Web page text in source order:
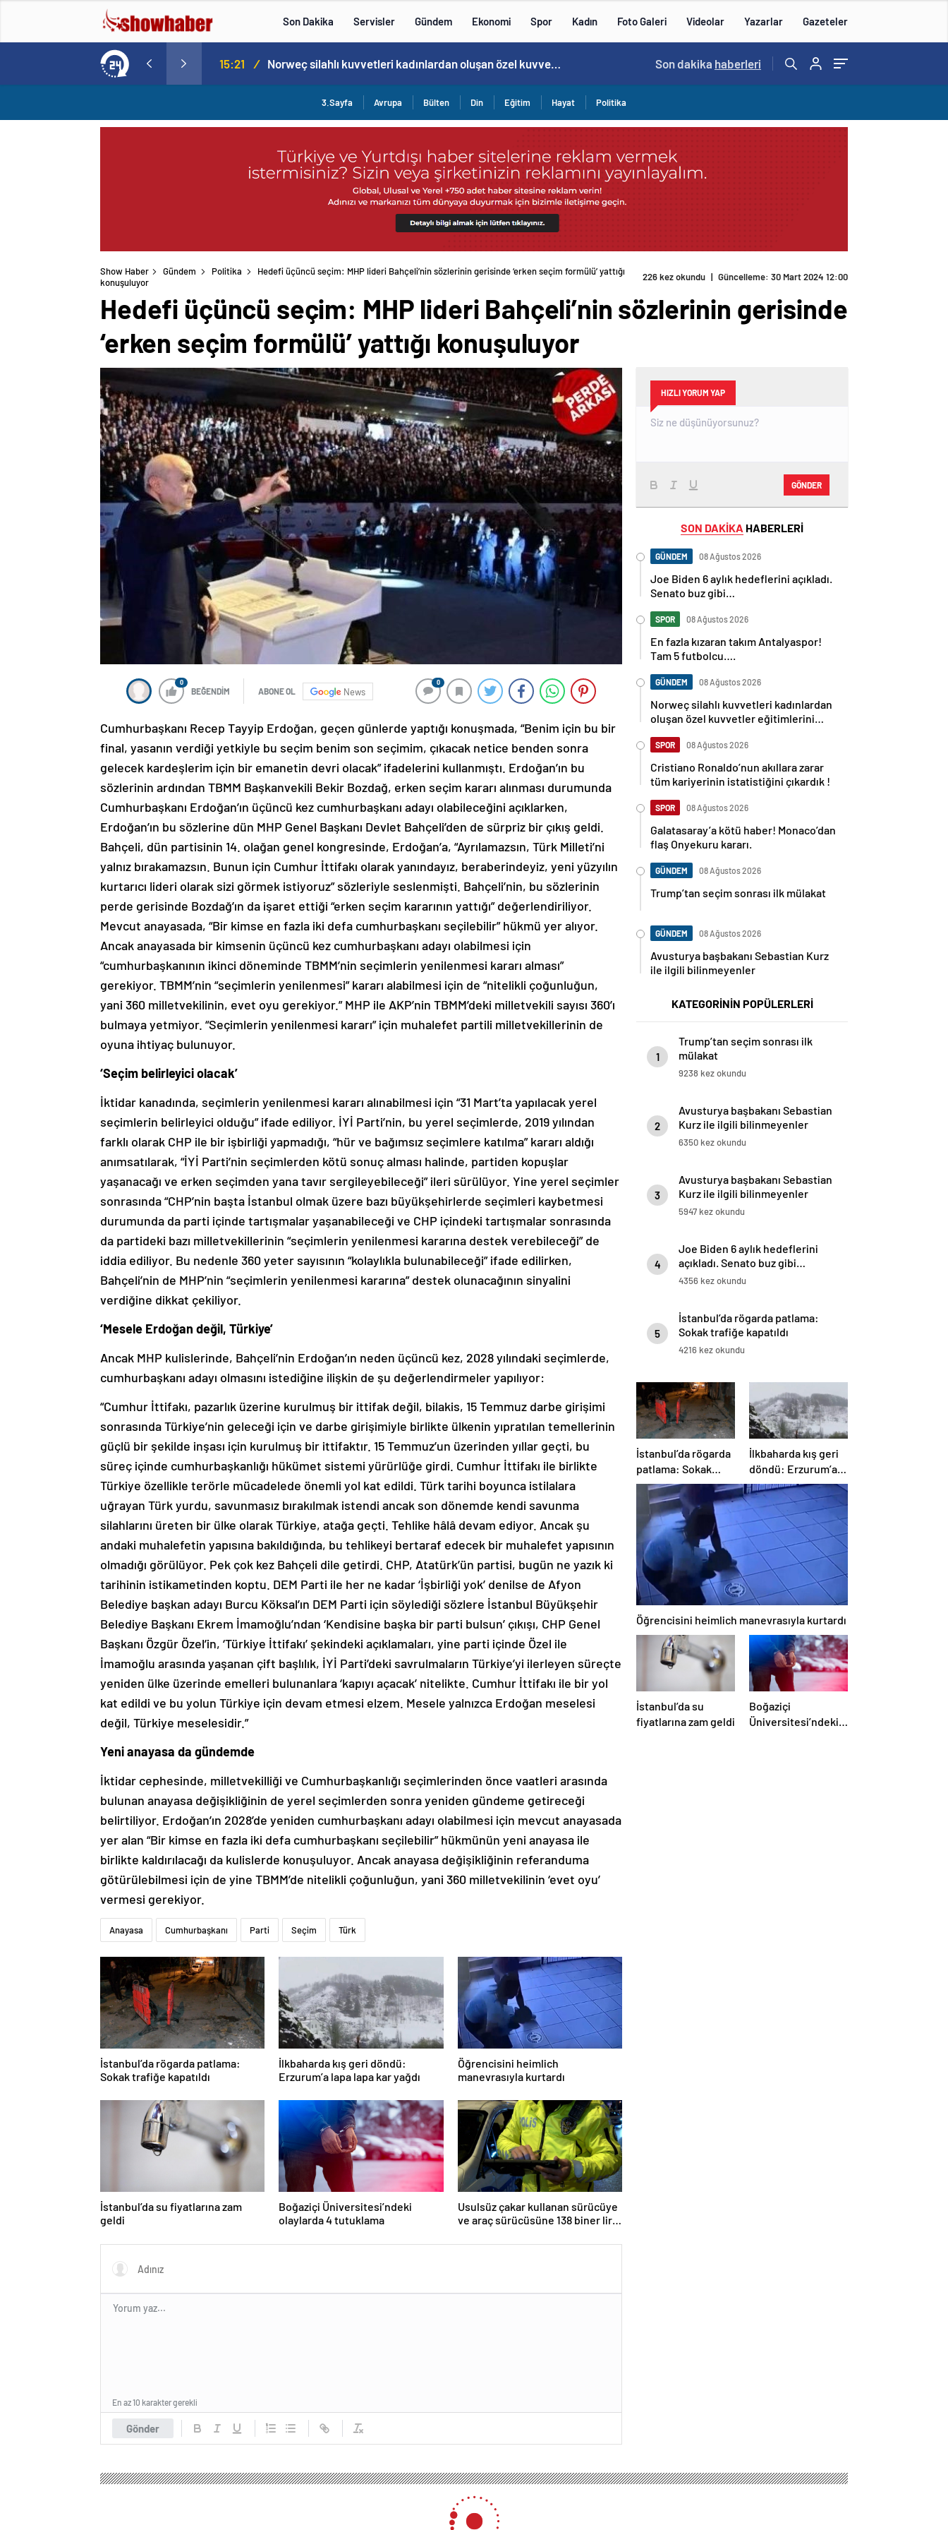
Son Dakika Servisler Gündem Ekonomi Spor Kadın Foto Galeri Videolar Yazarlar Gazeteler
Norweç silahlı kuvvetleri kadınlardan oluşan özel kuvvetler eğitimlerini başlattı. 15:20 / Cristiano Ronaldo’nun akıllara zarar tüm kariyerinin istatistiğini çıkardık ! 14:57 /
Son dakika haberleri
3.Sayfa Avrupa Bülten Din Eğitim Hayat Politika
Show Haber Gündem Politika
Hedefi üçüncü seçim: MHP lideri Bahçeli’nin sözlerinin gerisinde ‘erken seçim formülü’ yattığı
konuşuluyor
226 kez okundu | Güncelleme: 30 Mart 2024 12:00
Hedefi üçüncü seçim: MHP lideri Bahçeli’nin sözlerinin gerisinde
‘erken seçim formülü’ yattığı konuşuluyor
0
BEĞENDİM ABONE OL News
0
Cumhurbaşkanı Recep Tayyip Erdoğan, geçen günlerde yaptığı konuşmada, “Benim için bu bir
final, yasanın verdiği yetkiyle bu seçim benim son seçimim, çıkacak netice benden sonra
gelecek kardeşlerim için bir emanetin devri olacak” ifadelerini kullanmıştı. Erdoğan’ın bu
sözlerinin ardından TBMM Başkanvekili Bekir Bozdağ, erken seçim kararı alınması durumunda
Cumhurbaşkanı Erdoğan’ın üçüncü kez cumhurbaşkanı adayı olabileceğini açıklarken,
Erdoğan’ın bu sözlerine dün MHP Genel Başkanı Devlet Bahçeli’den de sürpriz bir çıkış geldi.
Bahçeli, dün partisinin 14. olağan genel kongresinde, Erdoğan’a, “Ayrılamazsın, Türk Milleti’ni
yalnız bırakamazsın. Bunun için Cumhur İttifakı olarak yanındayız, beraberindeyiz, yeni yüzyılın
kurtarıcı lideri olarak sizi görmek istiyoruz” sözleriyle seslenmişti. Bahçeli’nin, bu sözlerinin
perde gerisinde Bozdağ’ın da işaret ettiği “erken seçim kararının yattığı” değerlendiriliyor.
Mevcut anayasada, “Bir kimse en fazla iki defa cumhurbaşkanı seçilebilir” hükmü yer alıyor.
Ancak anayasada bir kimsenin üçüncü kez cumhurbaşkanı adayı olabilmesi için
“cumhurbaşkanının ikinci döneminde TBMM’nin seçimlerin yenilenmesi kararı alması”
gerekiyor. TBMM’nin “seçimlerin yenilenmesi” kararı alabilmesi için de “nitelikli çoğunluğun,
yani 360 milletvekilinin, evet oyu gerekiyor.” MHP ile AKP’nin TBMM’deki milletvekili sayısı 360’ı
bulmaya yetmiyor. “Seçimlerin yenilenmesi kararı” için muhalefet partili milletvekillerinin de
oyuna ihtiyaç bulunuyor.
‘Seçim belirleyici olacak’
İktidar kanadında, seçimlerin yenilenmesi kararı alınabilmesi için “31 Mart’ta yapılacak yerel
seçimlerin belirleyici olduğu” ifade ediliyor. İYİ Parti’nin, bu yerel seçimlerde, 2019 yılından
farklı olarak CHP ile bir işbirliği yapmadığı, “hür ve bağımsız seçimlere katılma” kararı aldığı
anımsatılarak, “İYİ Parti’nin seçimlerden kötü sonuç alması halinde, partiden kopuşlar
yaşanacağı ve erken seçimden yana tavır sergileyebileceği” ileri sürülüyor. Yine yerel seçimler
sonrasında “CHP’nin başta İstanbul olmak üzere bazı büyükşehirlerde seçimleri kaybetmesi
durumunda da parti içinde tartışmalar yaşanabileceği ve CHP içindeki tartışmalar sonrasında
da partideki bazı milletvekillerinin “seçimlerin yenilenmesi kararına destek verebileceği” de
iddia ediliyor. Bu nedenle 360 yeter sayısının “kolaylıkla bulunabileceği” ifade edilirken,
Bahçeli’nin de MHP’nin “seçimlerin yenilenmesi kararına” destek olunacağının sinyalini
verdiğine dikkat çekiliyor.
‘Mesele Erdoğan değil, Türkiye’
Ancak MHP kulislerinde, Bahçeli’nin Erdoğan’ın neden üçüncü kez, 2028 yılındaki seçimlerde,
cumhurbaşkanı adayı olmasını istediğine ilişkin de şu değerlendirmeler yapılıyor:
“Cumhur İttifakı, pazarlık üzerine kurulmuş bir ittifak değil, bilakis, 15 Temmuz darbe girişimi
sonrasında Türkiye’nin geleceği için ve darbe girişimiyle birlikte ülkenin yıpratılan temellerinin
güçlü bir şekilde inşası için kurulmuş bir ittifaktır. 15 Temmuz’un üzerinden yıllar geçti, bu
süreç içinde cumhurbaşkanlığı hükümet sistemi yürürlüğe girdi. Cumhur İttifakı ile birlikte
Türkiye özellikle terörle mücadelede önemli yol kat edildi. Türk tarihi boyunca istilalara
uğrayan Türk yurdu, savunmasız bırakılmak istendi ancak son dönemde kendi savunma
silahlarını üreten bir ülke olarak Türkiye, atağa geçti. Tehlike hâlâ devam ediyor. Ancak şu
andaki muhalefetin yapısına bakıldığında, bu tehlikeyi bertaraf edecek bir muhalefet yapısının
olmadığı görülüyor. Pek çok kez Bahçeli dile getirdi. CHP, Atatürk’ün partisi, bugün ne yazık ki
tarihinin istikametinden koptu. DEM Parti ile her ne kadar ‘İşbirliği yok’ denilse de Afyon
Belediye başkan adayı Burcu Köksal’ın DEM Parti için söylediği sözlere İstanbul Büyükşehir
Belediye Başkanı Ekrem İmamoğlu’ndan ‘Kendisine başka bir parti bulsun’ çıkışı, CHP Genel
Başkanı Özgür Özel’in, ‘Türkiye İttifakı’ şekindeki açıklamaları, yine parti içinde Özel ile
İmamoğlu arasında yaşanan çift başlılık, İYİ Parti’deki savrulmaların Türkiye’yi ilerleyen süreçte
yeniden ülke üzerinde emelleri bulunanlara ‘kapıyı açacak’ nitelikte. Cumhur İttifakı ile bir yol
kat edildi ve bu yolun Türkiye için devam etmesi elzem. Mesele yalnızca Erdoğan meselesi
değil, Türkiye meselesidir.”
Yeni anayasa da gündemde
İktidar cephesinde, milletvekilliği ve Cumhurbaşkanlığı seçimlerinden önce vaatleri arasında
bulunan anayasa değişikliğinin de yerel seçimlerden sonra yeniden gündeme getireceği
belirtiliyor. Erdoğan’ın 2028’de yeniden cumhurbaşkanı adayı olabilmesi için mevcut anayasada
yer alan “Bir kimse en fazla iki defa cumhurbaşkanı seçilebilir” hükmünün yeni anayasa ile
birlikte kaldırılacağı da kulislerde konuşuluyor. Ancak anayasa değişikliğinin referanduma
götürülebilmesi için de yine TBMM’de nitelikli çoğunluğun, yani 360 milletvekilinin ‘evet oyu’
vermesi gerekiyor.
Anayasa Cumhurbaşkanı Parti Seçim Türk
İstanbul’da rögarda patlama:
Sokak trafiğe kapatıldı
İlkbaharda kış geri döndü:
Erzurum’a lapa lapa kar yağdı
Öğrencisini heimlich
manevrasıyla kurtardı
İstanbul’da su fiyatlarına zam
geldi
Boğaziçi Üniversitesi’ndeki
olaylarda 4 tutuklama
Usulsüz çakar kullanan sürücüye
ve araç sürücüsüne 138 biner lira
Gönder
En az 10 karakter gerekli
HIZLI YORUM YAP
GÖNDER
SON DAKİKA HABERLERİ
GÜNDEM 08 Ağustos 2026
Joe Biden 6 aylık hedeflerini açıkladı.
Senato buz gibi…
SPOR 08 Ağustos 2026
En fazla kızaran takım Antalyaspor!
Tam 5 futbolcu….
GÜNDEM 08 Ağustos 2026
Norweç silahlı kuvvetleri kadınlardan
oluşan özel kuvvetler eğitimlerini
SPOR 08 Ağustos 2026
Cristiano Ronaldo’nun akıllara zarar
tüm kariyerinin istatistiğini çıkardık !
SPOR 08 Ağustos 2026
Galatasaray’a kötü haber! Monaco’dan
flaş Onyekuru kararı.
GÜNDEM 08 Ağustos 2026
Trump’tan seçim sonrası ilk mülakat
GÜNDEM 08 Ağustos 2026
Avusturya başbakanı Sebastian Kurz
ile ilgili bilinmeyenler
KATEGORİNİN POPÜLERLERİ
1
Trump’tan seçim sonrası ilk
mülakat
9238 kez okundu
2
Avusturya başbakanı Sebastian
Kurz ile ilgili bilinmeyenler
6350 kez okundu
3
Avusturya başbakanı Sebastian
Kurz ile ilgili bilinmeyenler
5947 kez okundu
4
Joe Biden 6 aylık hedeflerini
açıkladı. Senato buz gibi…
4356 kez okundu
5
İstanbul’da rögarda patlama:
Sokak trafiğe kapatıldı
4216 kez okundu
İstanbul’da rögarda
patlama: Sokak
trafiğe kapatıldı
İlkbaharda kış geri
döndü: Erzurum’a
lapa lapa kar yağdı
Öğrencisini heimlich manevrasıyla kurtardı
İstanbul’da su
fiyatlarına zam geldi
Boğaziçi
Üniversitesi’ndeki